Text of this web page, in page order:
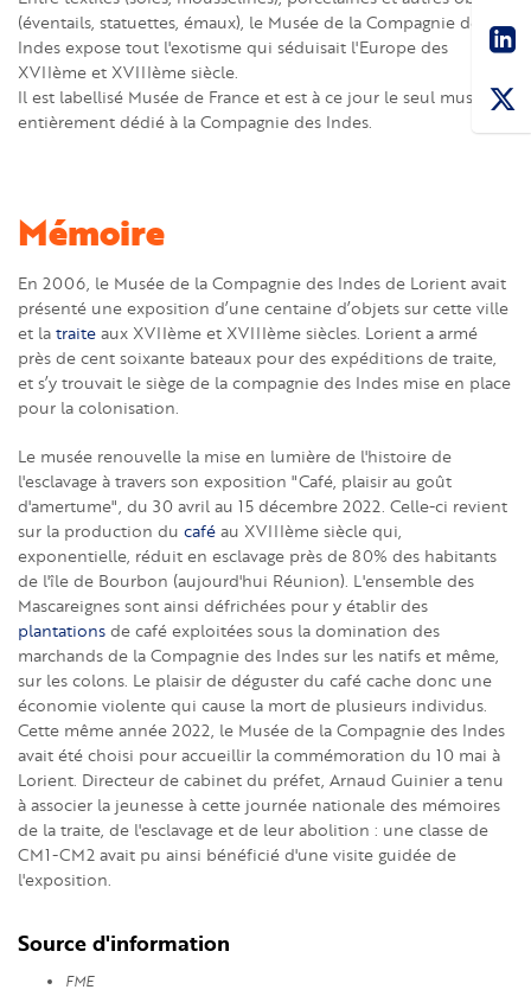
(éventails, statuettes, émaux), le Musée de la Compagnie des
Indes expose tout l'exotisme qui séduisait l'Europe des
XVIIème et XVIIIème siècle.
Il est labellisé Musée de France et est à ce jour le seul musée
entièrement dédié à la Compagnie des Indes.
Mémoire
En 2006, le Musée de la Compagnie des Indes de Lorient avait
présenté une exposition d’une centaine d’objets sur cette ville
et la traite aux XVIIème et XVIIIème siècles. Lorient a armé
près de cent soixante bateaux pour des expéditions de traite,
et s’y trouvait le siège de la compagnie des Indes mise en place
pour la colonisation.
Le musée renouvelle la mise en lumière de l'histoire de
l'esclavage à travers son exposition "Café, plaisir au goût
d'amertume", du 30 avril au 15 décembre 2022. Celle-ci revient
sur la production du café au XVIIIème siècle qui,
exponentielle, réduit en esclavage près de 80% des habitants
de l'île de Bourbon (aujourd'hui Réunion). L'ensemble des
Mascareignes sont ainsi défrichées pour y établir des
plantations de café exploitées sous la domination des
marchands de la Compagnie des Indes sur les natifs et même,
sur les colons. Le plaisir de déguster du café cache donc une
économie violente qui cause la mort de plusieurs individus.
Cette même année 2022, le Musée de la Compagnie des Indes
avait été choisi pour accueillir la commémoration du 10 mai à
Lorient. Directeur de cabinet du préfet, Arnaud Guinier a tenu
à associer la jeunesse à cette journée nationale des mémoires
de la traite, de l'esclavage et de leur abolition : une classe de
CM1-CM2 avait pu ainsi bénéficié d'une visite guidée de
l'exposition.
Source d'information
FME